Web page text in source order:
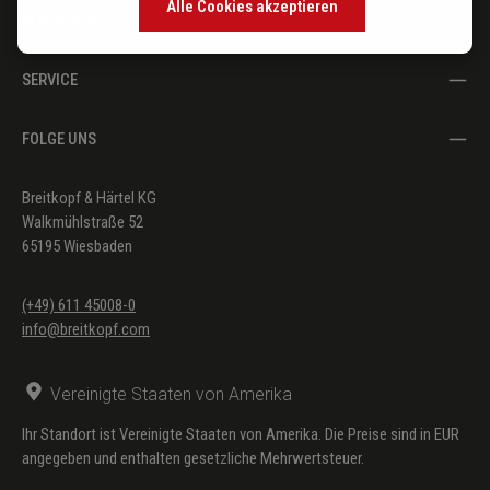
SERVICE
FOLGE UNS
Breitkopf & Härtel KG
Walkmühlstraße 52
65195 Wiesbaden
(+49) 611 45008-0
info@breitkopf.com
Vereinigte Staaten von Amerika
Ihr Standort ist Vereinigte Staaten von Amerika. Die Preise sind in EUR
angegeben und enthalten gesetzliche Mehrwertsteuer.
Alle Cookies akzeptieren